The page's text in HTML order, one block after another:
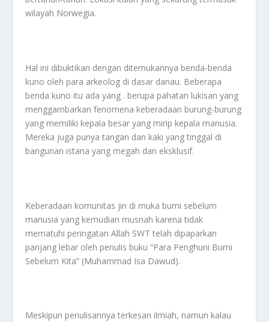
wilayah Norwegia.
Hal ini dibuktikan dengan ditemukannya benda-benda
kuno oleh para arkeolog di dasar danau. Beberapa
benda kuno itu ada yang . berupa pahatan lukisan yang
menggambarkan fenomena keberadaan burung-burung
yang memiliki kepala besar yang mirip kepala manusia.
Mereka juga punya tangan dan kaki yang tinggal di
bangunan istana yang megah dan eksklusif.
Keberadaan komunitas jin di muka bumi sebelum
manusia yang kemudian musnah karena tidak
mematuhi peringatan Allah SWT telah dipaparkan
panjang lebar oleh penulis buku “Para Penghuni Bumi
Sebelum Kita” (Muhammad Isa Dawud).
Meskipun penulisannya terkesan ilmiah, namun kalau